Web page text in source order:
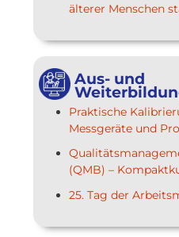
älterer Menschen
Aus- und
Praktische
Messgeräte und
(QMB) –
25. Tag der